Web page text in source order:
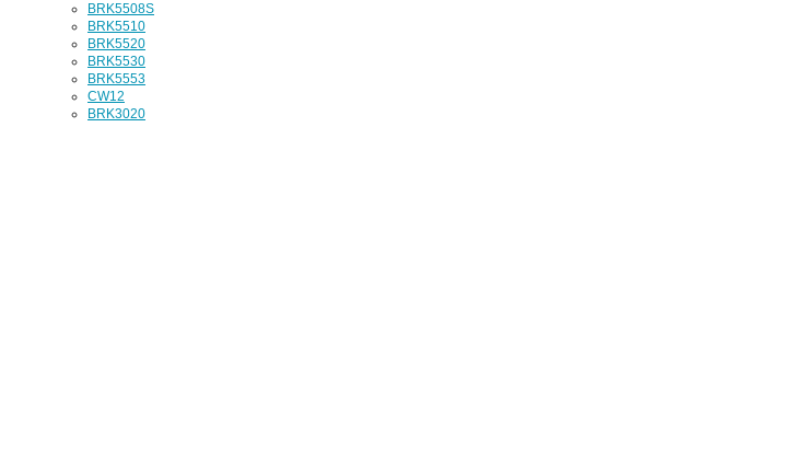
BRK5508S
BRK5510
BRK5520
BRK5530
BRK5553
CW12
BRK3020